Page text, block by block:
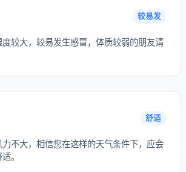
较易发
较大，较易发生感冒，体质较弱的朋友请
舒适
力不大，相信您在这样的天气条件下，应会
。